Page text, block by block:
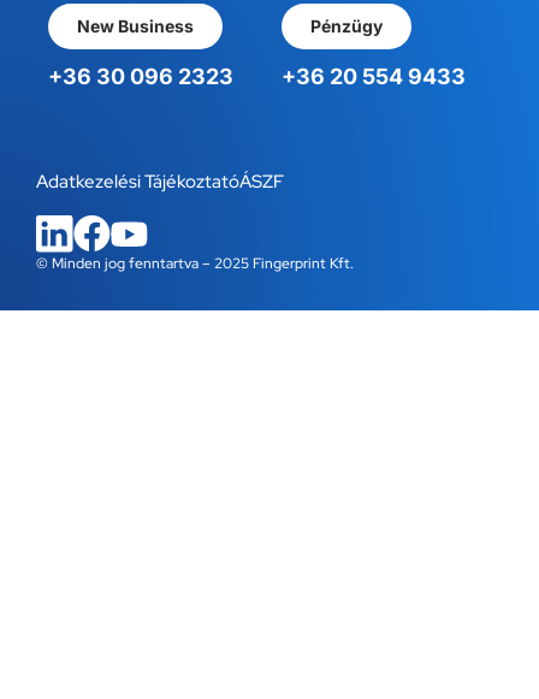
New Business
+36 30 096 2323
Pénzügy
+36 20 554 9433
© Minden jog fenntartva – 2025 Fingerprint Kft.
Adatkezelési TájékoztatóÁSZF